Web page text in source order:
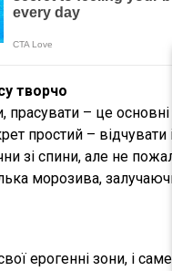
творчо
прасувати – це основні
простий –
зі спини, але не
морозива,
ерогенні зони, і